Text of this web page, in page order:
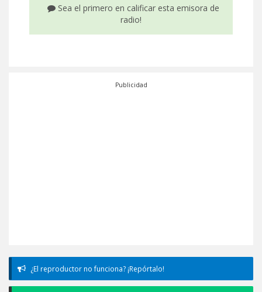
Sea el primero en calificar esta emisora de
radio!
Publicidad
¿El reproductor no funciona? ¡Repórtalo!